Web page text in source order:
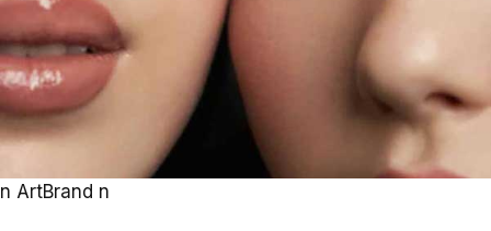
n ArtBrand n